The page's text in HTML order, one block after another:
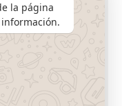
amplias
el
la página